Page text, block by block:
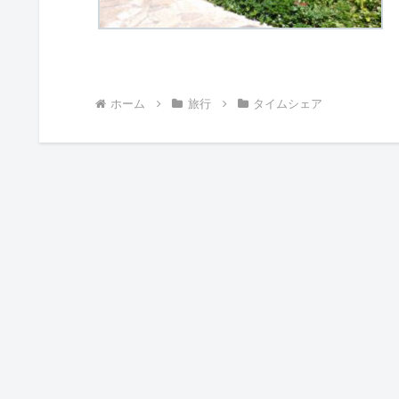
ホーム 旅行 タイムシェア